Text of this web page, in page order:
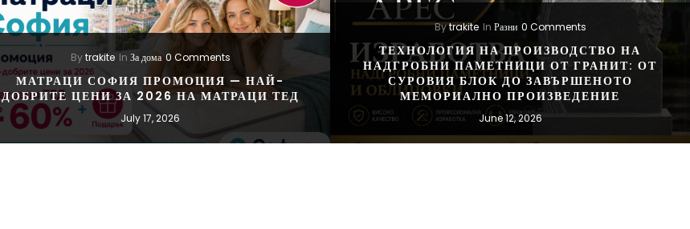
Bytrakite In За дома 0 Comments
МАТРАЦИ СОФИЯ ПРОМОЦИЯ — НАЙ-
ДОБРИТЕ ЦЕНИ ЗА 2026 НА МАТРАЦИ ТЕД
July 17, 2026
Bytrakite In Разни 0 Comments
ТЕХНОЛОГИЯ НА ПРОИЗВОДСТВО НА
НАДГРОБНИ ПАМЕТНИЦИ ОТ ГРАНИТ: ОТ
СУРОВИЯ БЛОК ДО ЗАВЪРШЕНОТО
МЕМОРИАЛНО ПРОИЗВЕДЕНИЕ
June 12, 2026